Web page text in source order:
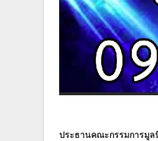
ประธานคณะกรรมการมูล